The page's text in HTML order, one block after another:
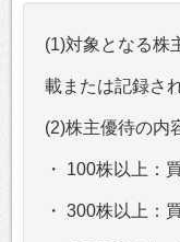
(1)対象となる株
載または記録さ
(2)株主優待の内
・ 100株以上：
・ 300株以上：